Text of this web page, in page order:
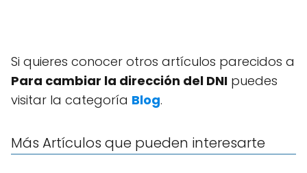
Si quieres conocer otros artículos parecidos a
Para cambiar la dirección del DNI puedes
visitar la categoría Blog.
Más Artículos que pueden interesarte